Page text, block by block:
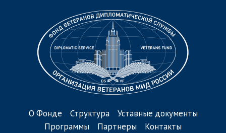
О Фонде Структура
Уставные документы
Программы
Партнеры
Контакты